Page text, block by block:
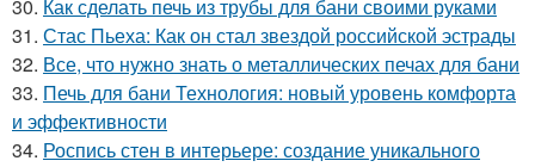
30. Как сделать печь из трубы для бани своими руками
31. Стас Пьеха: Как он стал звездой российской эстрады
32. Все, что нужно знать о металлических печах для бани
33. Печь для бани Технология: новый уровень комфорта
и эффективности
34. Роспись стен в интерьере: создание уникального